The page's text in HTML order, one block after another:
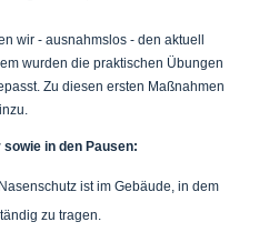
wir - ausnahmslos - den aktuell
wurden die praktischen Übungen
Zu diesen ersten Maßnahmen
in den Pausen:
ist im Gebäude, in dem
zu tragen.